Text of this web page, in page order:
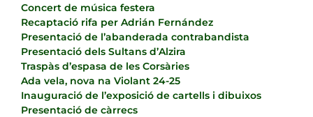
Concert de música festera
Recaptació rifa per Adrián Fernández
Presentació de l’abanderada contrabandista
Presentació dels Sultans d’Alzira
Traspàs d’espasa de les Corsàries
Ada vela, nova na Violant 24-25
Inauguració de l’exposició de cartells i dibuixos
Presentació de càrrecs